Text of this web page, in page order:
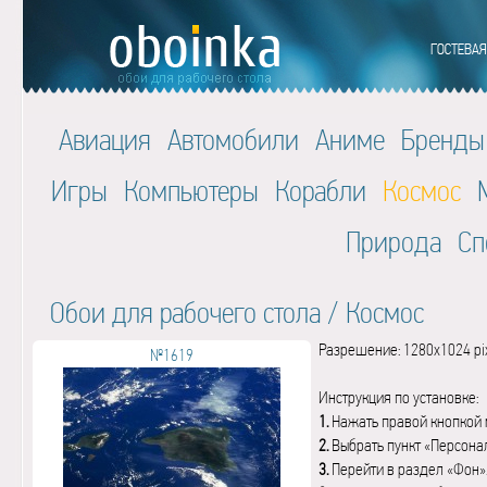
Авиация Автомобили Аниме Бренды
Игры Компьютеры Корабли Космос
Природа
Обои для рабочего стола/ Космос
№1619 Разрешение: 1280x1024
Инструкция по установке:
1.Нажать правой кнопкой
2.Выбрать пункт
3.Перейти в раздел «Фон».